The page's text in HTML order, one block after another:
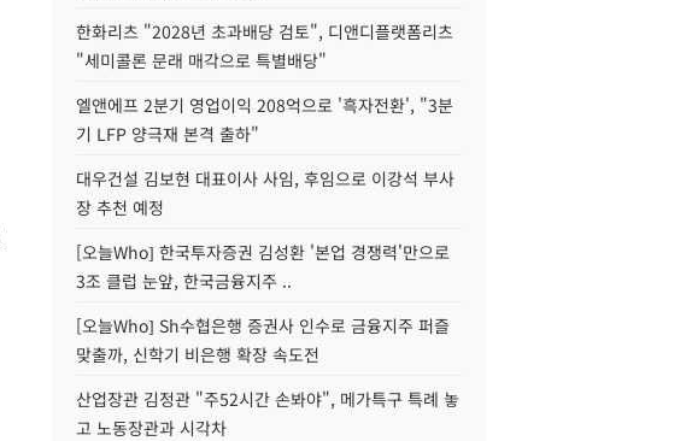
한화리츠 "2028년 초과배당 검토", 디앤디플랫폼리츠
"세미콜론 문래 매각으로 특별배당"
엘앤에프 2분기 영업이익 208억으로 '흑자전환', "3분
기 LFP 양극재 본격 출하"
대우건설 김보현 대표이사 사임, 후임으로 이강석 부사
장 추천 예정
[오늘Who] 한국투자증권 김성환 '본업 경쟁력'만으로
3조 클럽 눈앞, 한국금융지주 ..
[오늘Who] Sh수협은행 증권사 인수로 금융지주 퍼즐
맞출까, 신학기 비은행 확장 속도전
산업장관 김정관 "주52시간 손봐야", 메가특구 특례 놓
고 노동장관과 시각차